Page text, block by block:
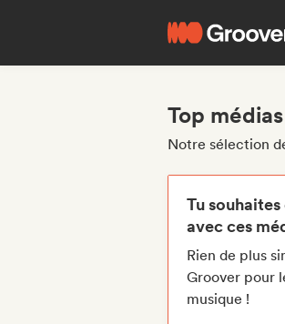
Top
Notre sélection
Tu
avec ces
Rien de plus
Groover pour
musique !